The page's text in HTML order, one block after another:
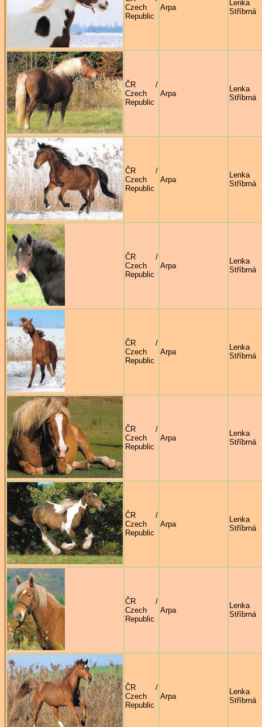
Czech
Republic
Arpa
Lenka
Stříbrná
ČR /
Czech
Republic
Arpa
Lenka
Stříbrná
ČR /
Czech
Republic
Arpa
Lenka
Stříbrná
ČR /
Czech
Republic
Arpa
Lenka
Stříbrná
ČR /
Czech
Republic
Arpa
Lenka
Stříbrná
ČR /
Czech
Republic
Arpa
Lenka
Stříbrná
ČR /
Czech
Republic
Arpa
Lenka
Stříbrná
ČR /
Czech
Republic
Arpa
Lenka
Stříbrná
ČR /
Czech
Republic
Arpa
Lenka
Stříbrná